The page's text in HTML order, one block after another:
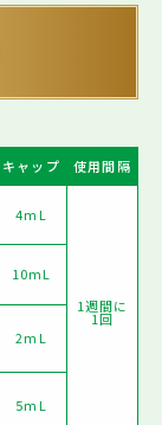
キャップ 使用間隔
4mL
1週間に
1回
10mL
2mL
5mL